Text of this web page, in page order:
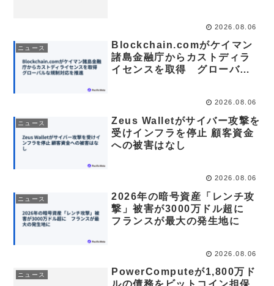
2026.08.06
ニュース
Blockchain.comがケイマン
諸島金融庁からカストディラ
イセンスを取得 グローバル
2026.08.06
ニュース
Zeus Walletがサイバー攻撃を
受けインフラを停止 顧客資金
への被害はなし
2026.08.06
ニュース
2026年の暗号資産「レンチ攻
撃」被害が3000万ドル超に
フランスが最大の発生地に
2026.08.06
ニュース
PowerComputeが1,800万ド